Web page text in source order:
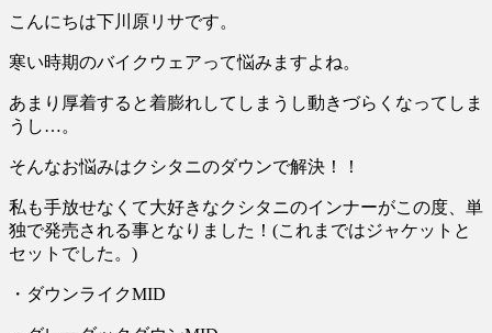
こんにちは下川原リサです。
寒い時期のバイクウェアって悩みますよね。
あまり厚着すると着膨れしてしまうし動きづらくなってしま
うし…。
そんなお悩みはクシタニのダウンで解決！！
私も手放せなくて大好きなクシタニのインナーがこの度、単
独で発売される事となりました！ (これまではジャケットと
セットでした。 )
・ダウンライクMID